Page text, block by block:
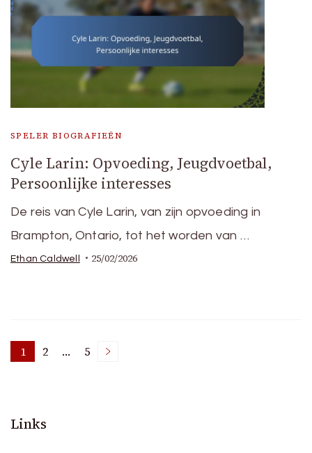
SPELER BIOGRAFIEËN
Cyle Larin: Opvoeding, Jeugdvoetbal,
Persoonlijke interesses
De reis van Cyle Larin, van zijn opvoeding in
Brampton, Ontario, tot het worden van …
Ethan Caldwell 25/02/2026
Posts
Page
1 Page
2 … Page
5
Links